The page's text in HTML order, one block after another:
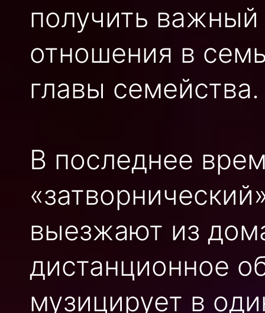
получить
отношения в
главы семейства.
В последнее
выезжают из
дистанционное
музицирует в